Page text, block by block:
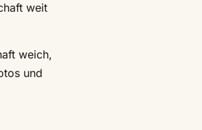
weit
weich,
und